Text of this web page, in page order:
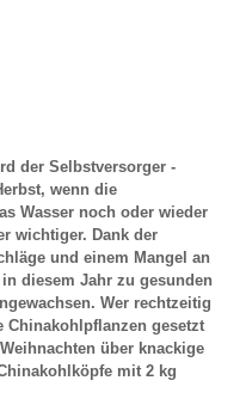
der Selbstversorger -
wenn die
Wasser noch oder wieder
wichtiger. Dank der
und einem Mangel an
diesem Jahr zu gesunden
Wer rechtzeitig
gesetzt
über knackige
mit 2 kg